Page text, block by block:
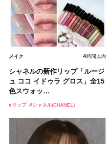
メイク 4時間以内
シャネルの新作リップ「ルージ
ュ ココ イドゥラ グロス」全15
色スウォッ…
#リップ #シャネル(CHANEL)
スキンケア 2026.08.02
【2026夏】「日中の乾燥ケ
ア」コスメランキングTOP5！
＜美容マニア集…
#カネボウ(KANEBO) #乾燥肌
メイク 2026.08.07
【デイジードール】大バズりグ
ロス＆デイジー型の特別ミラー
が限定セットにな…
#リップ #新作コスメ
ボディケア 2026.08.03
【2026夏】「ボディケア」名
品ランキングTOP5！＜美容マ
ニア集団・マ…
#ベストコスメ #ランキング
美活 2026.08.01
【2026年最新】目や美肌ケア
におすすめのサプリ4選！ 美容
好きが選んだ…
#インナーケア #ファンケル(FANCL)
ヘア 2026.08.01
【くびれセミロング】長さをキ
ープしながら軽やかに！ お洒
落なニュアンスを…
#ヘアスタイル #ヘアカタログ
ライフスタイル 2026.07.26
石井美保さん祝50歳！ アニバ
ーサリーイベントに込めた思
い、今夢中なボデ…
#ボディケア #インタビュー
メイク 3時間前
クラランスの限定ミラーチャー
ムセットが可愛い♡大人バッグ
になじむ“チョコ…
#クラランス(CLARINS)